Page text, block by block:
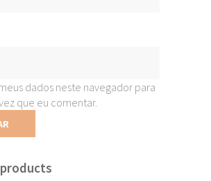
dados neste navegador para
que eu comentar.